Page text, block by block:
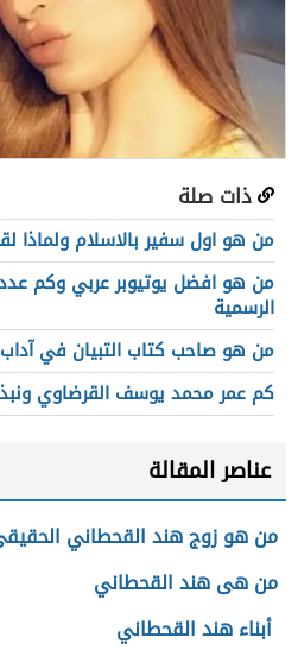
ذات صلة
من هو اول سفير بالاسلام ولماذا
من هو افضل يوتيوبر عربي وكم
الرسمية
من هو صاحب كتاب التبيان في آداب
كم عمر محمد يوسف القرضاوي
عناصر المقالة
من هو زوج هند القحطاني
من هى هند القحطاني
أبناء هند القحطاني